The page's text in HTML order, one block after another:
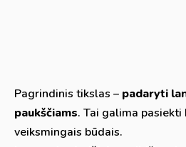
Pagrindinis tikslas – padaryti
paukščiams. Tai galima
veiksmingais būdais.